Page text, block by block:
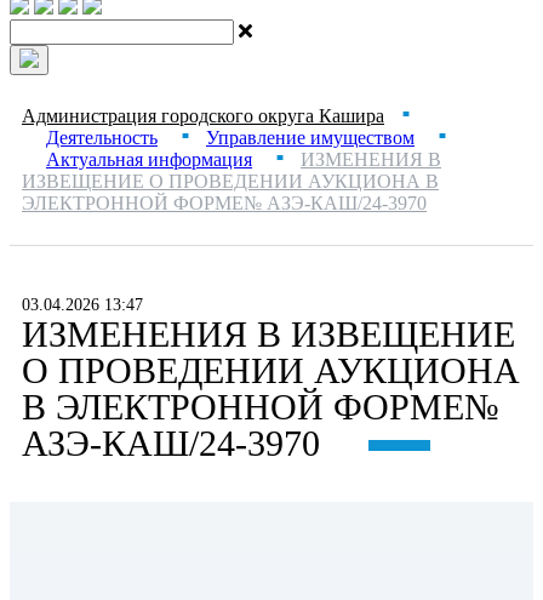
Администрация городского округа Кашира ■
Деятельность ■ Управление имуществом ■
Актуальная информация ■
ИЗМЕНЕНИЯ В
ИЗВЕЩЕНИЕ О ПРОВЕДЕНИИ АУКЦИОНА В
ЭЛЕКТРОННОЙ ФОРМЕ№ АЗЭ-КАШ/24-3970
03.04.2026 13:47
ИЗМЕНЕНИЯ В ИЗВЕЩЕНИЕ
О ПРОВЕДЕНИИ АУКЦИОНА
В ЭЛЕКТРОННОЙ ФОРМЕ№
АЗЭ-КАШ/24-3970